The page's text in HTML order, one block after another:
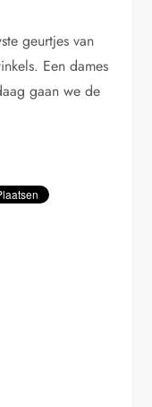
geurtjes van
Een dames
gaan we de